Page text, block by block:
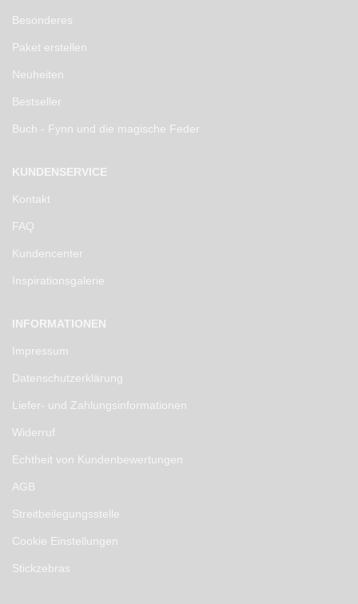
Besonderes
Paket erstellen
Neuheiten
Bestseller
Buch - Fynn und die magische Feder
KUNDENSERVICE
Kontakt
FAQ
Kundencenter
Inspirationsgalerie
INFORMATIONEN
Impressum
Datenschutzerklärung
Liefer- und Zahlungsinformationen
Widerruf
Echtheit von Kundenbewertungen
AGB
Streitbeilegungsstelle
Cookie Einstellungen
Stickzebras